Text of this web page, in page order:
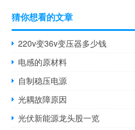
猜你想看的文章
220v变36v变压器多少钱
电感的原材料
自制稳压电源
光耦故障原因
光伏新能源龙头股一览